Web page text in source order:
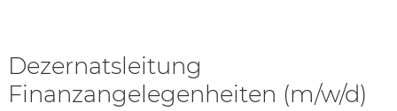
Dezernatsleitung
Finanzangelegenheiten (m/w/d)